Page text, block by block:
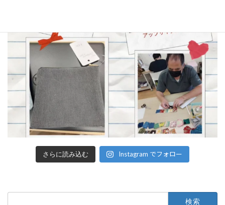
さらに読み込む Instagram でフォロー